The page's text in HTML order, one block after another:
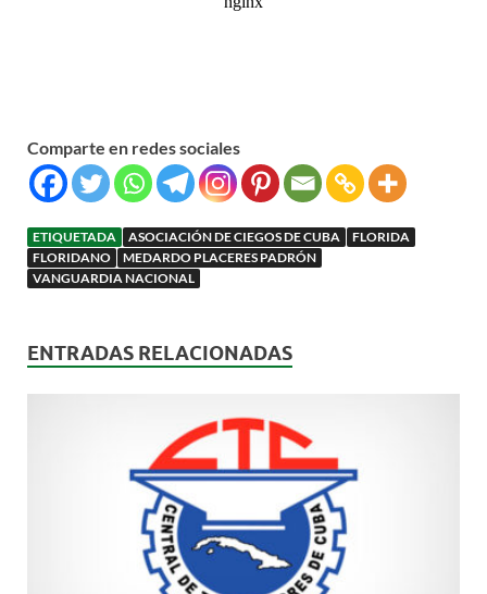
Comparte en redes sociales
ETIQUETADA ASOCIACIÓN DE CIEGOS DE CUBA
FLORIDA
FLORIDANO
MEDARDO PLACERES PADRÓN
VANGUARDIA NACIONAL
ENTRADAS RELACIONADAS